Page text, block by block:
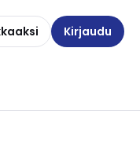
Kirjaudu